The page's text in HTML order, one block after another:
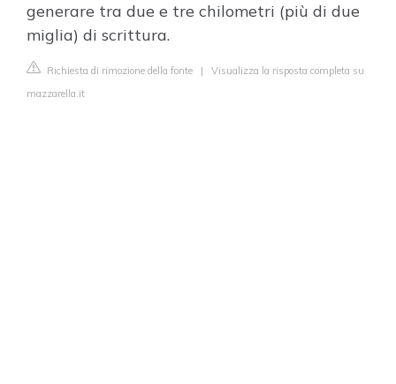
generare tra due e tre chilometri (più di due
miglia) di scrittura.
Richiesta di rimozione della fonte | Visualizza la risposta completa su
mazzarella.it